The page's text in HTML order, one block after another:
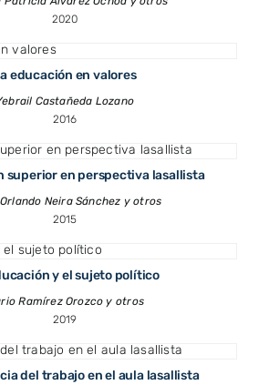
2020
educación en valores
Castañeda Lozano
2016
superior en perspectiva lasallista
Neira Sánchez y otros
2015
y el sujeto político
Ramírez Orozco y otros
2019
del trabajo en el aula lasallista